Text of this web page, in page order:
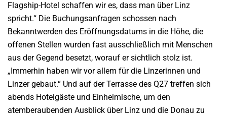
Flagship-Hotel schaffen wir es, dass man über Linz
spricht.“ Die Buchungsanfragen schossen nach
Bekanntwerden des Eröffnungsdatums in die Höhe, die
offenen Stellen wurden fast ausschließlich mit Menschen
aus der Gegend besetzt, worauf er sichtlich stolz ist.
„Immerhin haben wir vor allem für die Linzerinnen und
Linzer gebaut.“ Und auf der Terrasse des Q27 treffen sich
abends Hotelgäste und Einheimische, um den
atemberaubenden Ausblick über Linz und die Donau zu